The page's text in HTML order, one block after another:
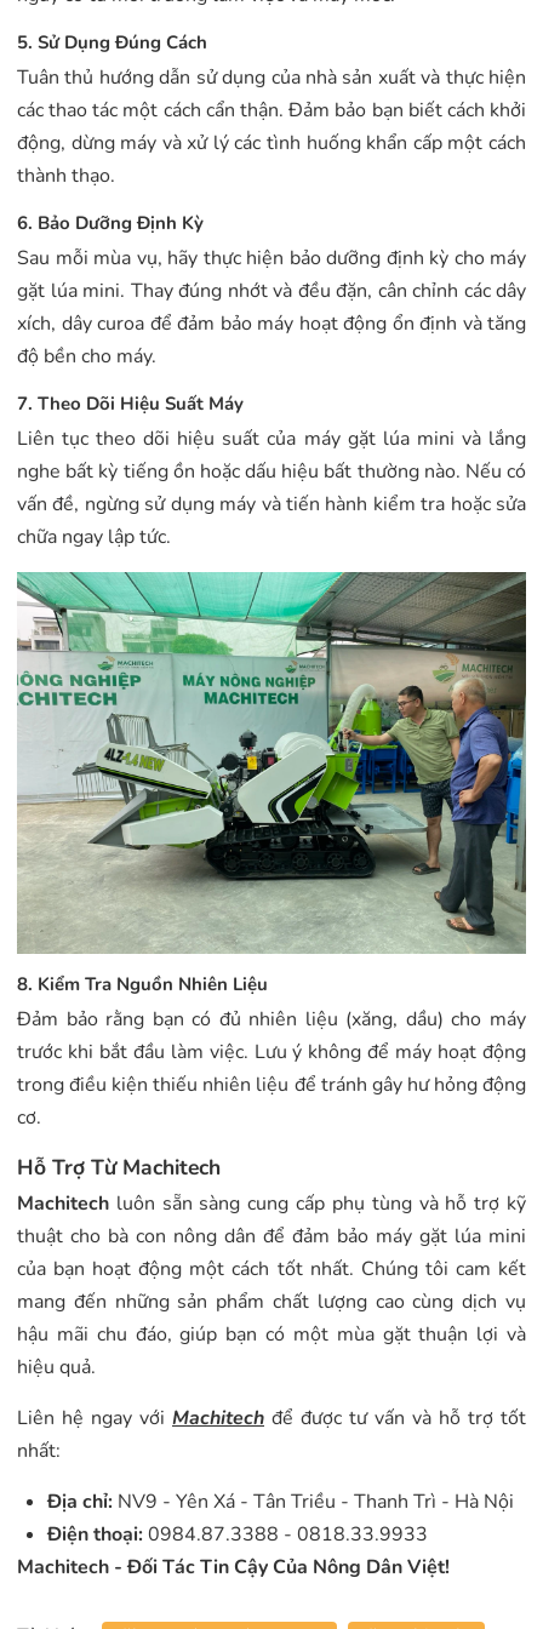
5. Sử Dụng Đúng Cách
Tuân thủ hướng dẫn sử dụng của nhà sản xuất và thực hiện
các thao tác một cách cẩn thận. Đảm bảo bạn biết cách khởi
động, dừng máy và xử lý các tình huống khẩn cấp một cách
thành thạo.
6. Bảo Dưỡng Định Kỳ
Sau mỗi mùa vụ, hãy thực hiện bảo dưỡng định kỳ cho máy
gặt lúa mini. Thay đúng nhớt và đều đặn, cân chỉnh các dây
xích, dây curoa để đảm bảo máy hoạt động ổn định và tăng
độ bền cho máy.
7. Theo Dõi Hiệu Suất Máy
Liên tục theo dõi hiệu suất của máy gặt lúa mini và lắng
nghe bất kỳ tiếng ồn hoặc dấu hiệu bất thường nào. Nếu có
vấn đề, ngừng sử dụng máy và tiến hành kiểm tra hoặc sửa
chữa ngay lập tức.
8. Kiểm Tra Nguồn Nhiên Liệu
Đảm bảo rằng bạn có đủ nhiên liệu (xăng, dầu) cho máy
trước khi bắt đầu làm việc. Lưu ý không để máy hoạt động
trong điều kiện thiếu nhiên liệu để tránh gây hư hỏng động
cơ.
Hỗ Trợ Từ Machitech
Machitech luôn sẵn sàng cung cấp phụ tùng và hỗ trợ kỹ
thuật cho bà con nông dân để đảm bảo máy gặt lúa mini
của bạn hoạt động một cách tốt nhất. Chúng tôi cam kết
mang đến những sản phẩm chất lượng cao cùng dịch vụ
hậu mãi chu đáo, giúp bạn có một mùa gặt thuận lợi và
hiệu quả.
Liên hệ ngay với Machitech để được tư vấn và hỗ trợ tốt
nhất:
Địa chỉ: NV9 - Yên Xá - Tân Triều - Thanh Trì - Hà Nội
Điện thoại:0984.87.3388 - 0818.33.9933
Machitech - Đối Tác Tin Cậy Của Nông Dân Việt!